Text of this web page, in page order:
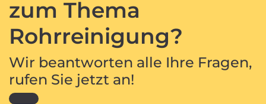
zum Thema
Rohrreinigung?
Wir beantworten alle Ihre Fragen,
rufen Sie jetzt an!